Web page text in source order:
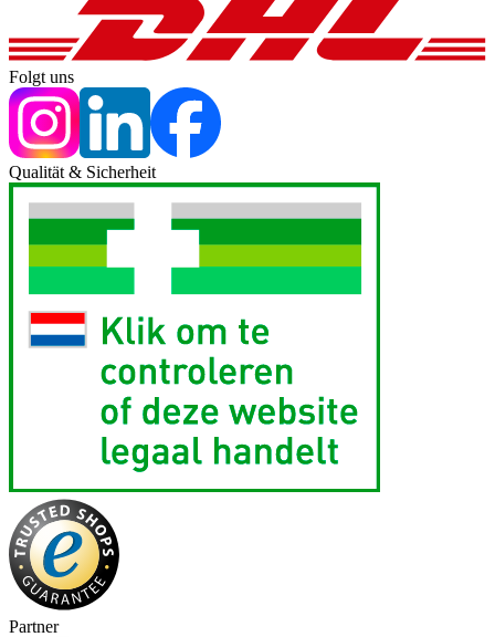
Folgt uns
Qualität & Sicherheit
Partner